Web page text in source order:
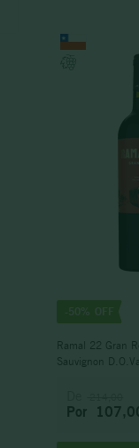
- 50%
Ramal 22 Gran
Sauvignon
Por